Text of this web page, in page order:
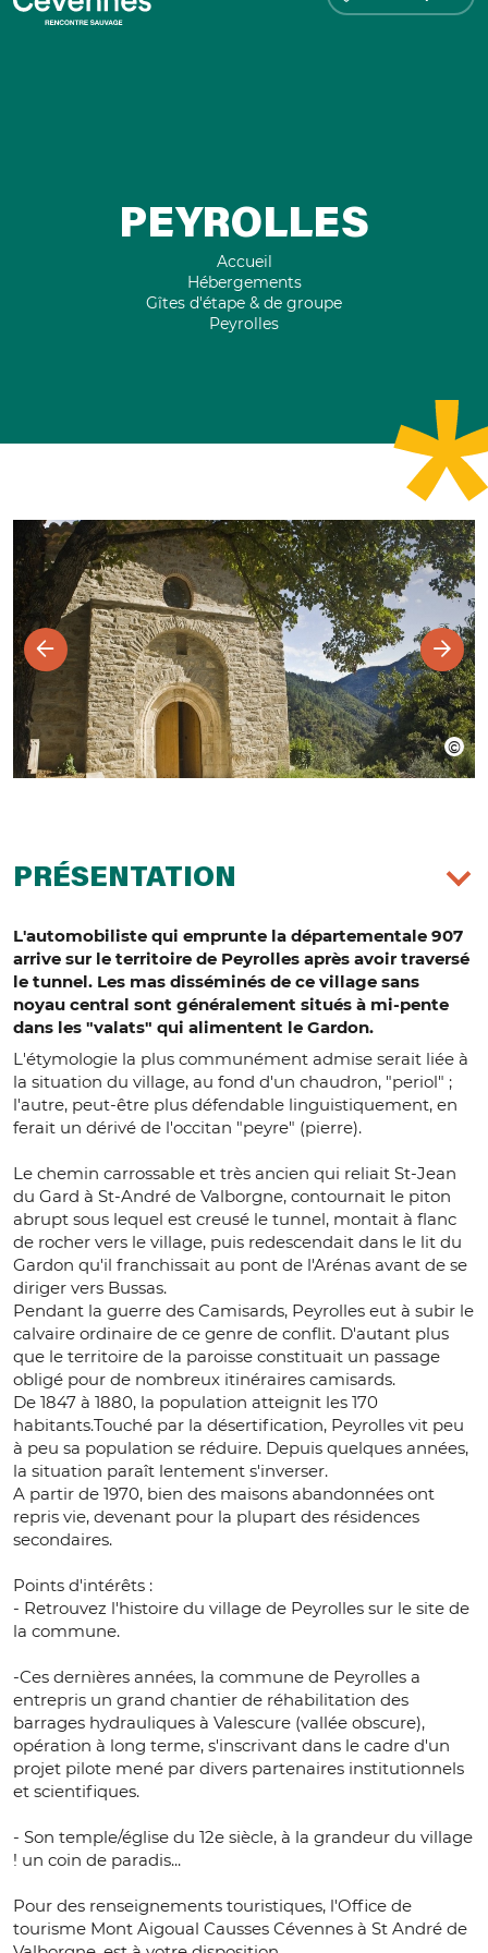
PEYROLLES
Accueil
Hébergements
Gîtes d'étape & de groupe
Peyrolles
PRÉSENTATION
L'automobiliste qui emprunte la départementale 907
arrive sur le territoire de Peyrolles après avoir traversé
le tunnel. Les mas disséminés de ce village sans
noyau central sont généralement situés à mi-pente
dans les "valats" qui alimentent le Gardon.
L'étymologie la plus communément admise serait liée à
la situation du village, au fond d'un chaudron, "periol" ;
l'autre, peut-être plus défendable linguistiquement, en
ferait un dérivé de l'occitan "peyre" (pierre).
Le chemin carrossable et très ancien qui reliait St-Jean
du Gard à St-André de Valborgne, contournait le piton
abrupt sous lequel est creusé le tunnel, montait à flanc
de rocher vers le village, puis redescendait dans le lit du
Gardon qu'il franchissait au pont de l'Arénas avant de se
diriger vers Bussas.
Pendant la guerre des Camisards, Peyrolles eut à subir le
calvaire ordinaire de ce genre de conflit. D'autant plus
que le territoire de la paroisse constituait un passage
obligé pour de nombreux itinéraires camisards.
De 1847 à 1880, la population atteignit les 170
habitants.Touché par la désertification, Peyrolles vit peu
à peu sa population se réduire. Depuis quelques années,
la situation paraît lentement s'inverser.
A partir de 1970, bien des maisons abandonnées ont
repris vie, devenant pour la plupart des résidences
secondaires.
Points d'intérêts :
- Retrouvez l'histoire du village de Peyrolles sur le site de
la commune.
-Ces dernières années, la commune de Peyrolles a
entrepris un grand chantier de réhabilitation des
barrages hydrauliques à Valescure (vallée obscure),
opération à long terme, s'inscrivant dans le cadre d'un
projet pilote mené par divers partenaires institutionnels
et scientifiques.
- Son temple/église du 12e siècle, à la grandeur du village
! un coin de paradis...
Pour des renseignements touristiques, l'Office de
tourisme Mont Aigoual Causses Cévennes à St André de